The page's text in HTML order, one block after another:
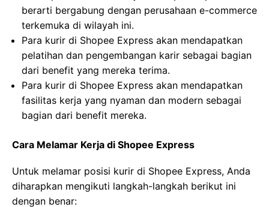
berarti bergabung dengan perusahaan e-commerce
terkemuka di wilayah ini.
Para kurir di Shopee Express akan mendapatkan
pelatihan dan pengembangan karir sebagai bagian
dari benefit yang mereka terima.
Para kurir di Shopee Express akan mendapatkan
fasilitas kerja yang nyaman dan modern sebagai
bagian dari benefit mereka.
Cara Melamar Kerja di Shopee Express
Untuk melamar posisi kurir di Shopee Express, Anda
diharapkan mengikuti langkah-langkah berikut ini
dengan benar: